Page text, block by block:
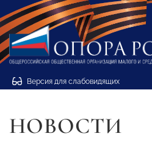
Версия для слабовидящих
НОВОСТИ